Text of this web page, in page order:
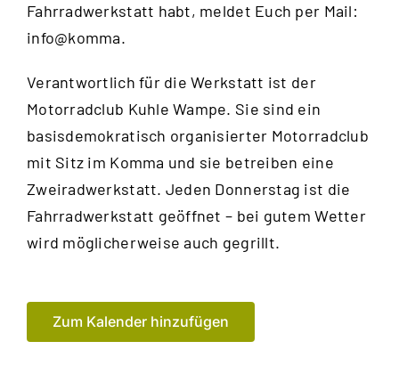
Fahrradwerkstatt habt, meldet Euch per Mail:
info@komma.
Verantwortlich für die Werkstatt ist der
Motorradclub Kuhle Wampe. Sie sind ein
basisdemokratisch organisierter Motorradclub
mit Sitz im Komma und sie betreiben eine
Zweiradwerkstatt. Jeden Donnerstag ist die
Fahrradwerkstatt geöffnet – bei gutem Wetter
wird möglicherweise auch gegrillt.
Zum Kalender hinzufügen